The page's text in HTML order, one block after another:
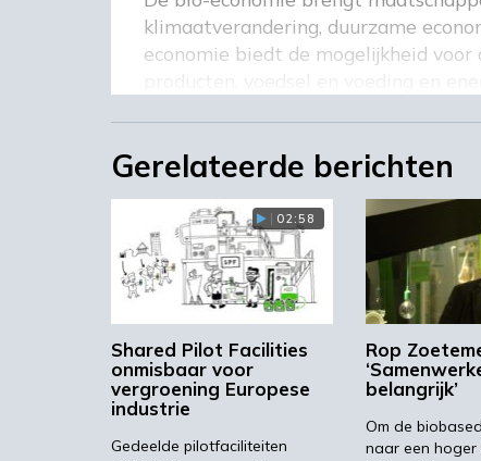
klimaatverandering, duurzame
economie biedt de mogelijkheid
producten, voedsel en voeding en
Van innovatie
Shared pilot facilities (SPF) zijn vrij
van het laboratorium naar de
bedrijven en research instituten, en
in innovatie tools. Ze hebben
MKB’ers om de zogenaamde Valley
overbruggen. Een stap met veel
SmartPilots valt onder Interreg
op zoek naar meer informatie, kijk
Gerelateerde berichten
02:58
Shared Pilot Facilities
onmisbaar voor
vergroening Europese
industrie
Gedeelde pilotfaciliteiten
Rop
belangrijk’
Om de
naar een hoger